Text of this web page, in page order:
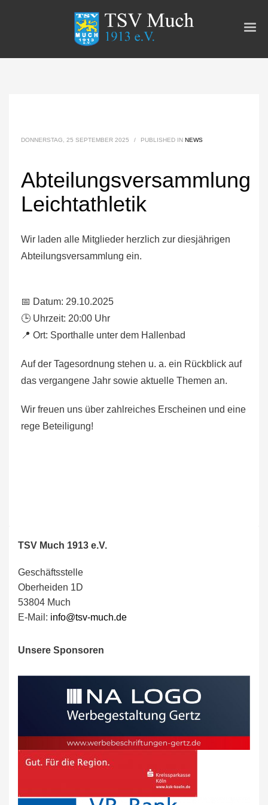
DONNERSTAG, 25 SEPTEMBER 2025 / PUBLISHED IN NEWS
Abteilungsversammlung
Leichtathletik
Wir laden alle Mitglieder herzlich zur diesjährigen
Abteilungsversammlung ein.
📅 Datum: 29.10.2025
🕒 Uhrzeit: 20:00 Uhr
📍 Ort: Sporthalle unter dem Hallenbad
Auf der Tagesordnung stehen u. a. ein Rückblick auf
das vergangene Jahr sowie aktuelle Themen an.
Wir freuen uns über zahlreiches Erscheinen und eine
rege Beteiligung!
TSV Much 1913 e.V.
Geschäftsstelle
Oberheiden 1D
53804 Much
E-Mail: info@tsv-much.de
Unsere Sponsoren